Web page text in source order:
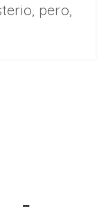
pero,